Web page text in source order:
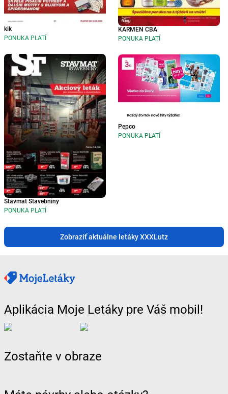
kik
PONUKA PLATÍ
Stavmat Stavebniny
PONUKA PLATÍ
KARMEN CBA
PONUKA PLATÍ
Pepco
PONUKA PLATÍ
Zobraziť aktuálne letáky XXXLutz
Aplikácia Moje Letáky pre Váš mobil!
Zostaňte v obraze